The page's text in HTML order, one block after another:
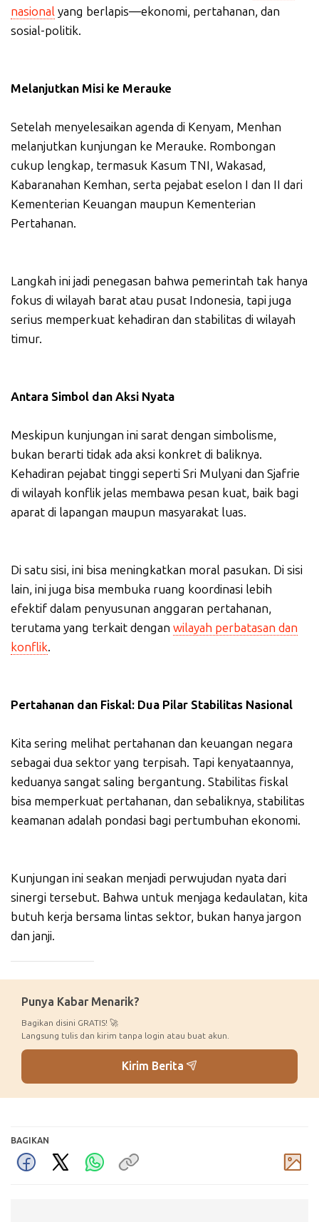
nasional yang berlapis—ekonomi, pertahanan, dan
sosial-politik.
Melanjutkan Misi ke Merauke
Setelah menyelesaikan agenda di Kenyam, Menhan
melanjutkan kunjungan ke Merauke. Rombongan
cukup lengkap, termasuk Kasum TNI, Wakasad,
Kabaranahan Kemhan, serta pejabat eselon I dan II dari
Kementerian Keuangan maupun Kementerian
Pertahanan.
Langkah ini jadi penegasan bahwa pemerintah tak hanya
fokus di wilayah barat atau pusat Indonesia, tapi juga
serius memperkuat kehadiran dan stabilitas di wilayah
timur.
Antara Simbol dan Aksi Nyata
Meskipun kunjungan ini sarat dengan simbolisme,
bukan berarti tidak ada aksi konkret di baliknya.
Kehadiran pejabat tinggi seperti Sri Mulyani dan Sjafrie
di wilayah konflik jelas membawa pesan kuat, baik bagi
aparat di lapangan maupun masyarakat luas.
Di satu sisi, ini bisa meningkatkan moral pasukan. Di sisi
lain, ini juga bisa membuka ruang koordinasi lebih
efektif dalam penyusunan anggaran pertahanan,
terutama yang terkait dengan wilayah perbatasan dan
konflik.
Pertahanan dan Fiskal: Dua Pilar Stabilitas Nasional
Kita sering melihat pertahanan dan keuangan negara
sebagai dua sektor yang terpisah. Tapi kenyataannya,
keduanya sangat saling bergantung. Stabilitas fiskal
bisa memperkuat pertahanan, dan sebaliknya, stabilitas
keamanan adalah pondasi bagi pertumbuhan ekonomi.
Kunjungan ini seakan menjadi perwujudan nyata dari
sinergi tersebut. Bahwa untuk menjaga kedaulatan, kita
butuh kerja bersama lintas sektor, bukan hanya jargon
dan janji.
Punya Kabar Menarik?
Bagikan disini GRATIS! 🚀
Langsung tulis dan kirim tanpa login atau buat akun.
Kirim Berita
BAGIKAN